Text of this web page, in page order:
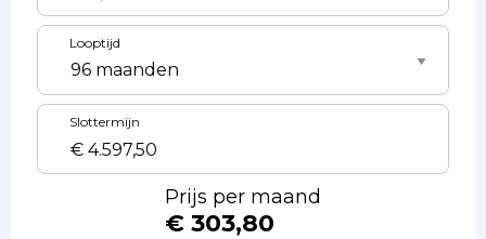
Looptijd
Slottermijn
Prijs per maand
€ 303,80